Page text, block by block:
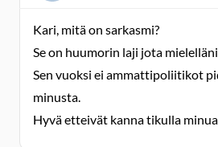
Kari, mitä on sarkasmi?
Se on huumorin laji jota
Sen vuoksi ei ammattipoliitikot
minusta.
Hyvä etteivät kanna tikulla